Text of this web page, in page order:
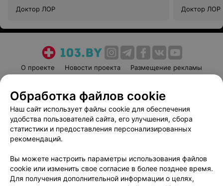
Доктор ЛОР Доктор ЛОР
О проекте Новости проекта
Размещение рекламы
Пользовательское соглашение
Способы оплаты
Вакансии
Партнеры
Написать руководителю 103.by
Обработка персональных данных
Обработка файлов cookie
Наш сайт использует файлы cookie для обеспечения
удобства пользователей сайта, его улучшения, сбора
статистики и предоставления персонализированных
рекомендаций.
Вы можете настроить параметры использования файлов
cookie или изменить свое согласие в более позднее время.
Для получения дополнительной информации о целях,